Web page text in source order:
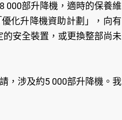
000部升降機，適時的保養維
化升降機資助計劃」，向有
安全裝置，或更換整部尚未
，涉及約5 000部升降機。我